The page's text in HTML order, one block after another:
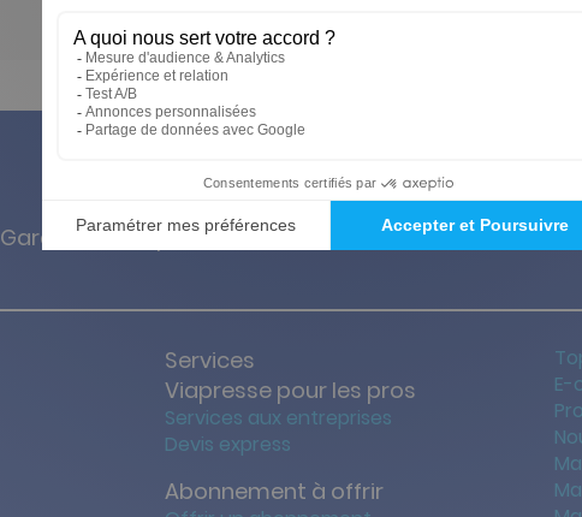
Garanties des prix les + bas Satisfait
Services
Viapresse pour les pros
Services aux entreprises
Devis express
Abonnement à offrir
E-